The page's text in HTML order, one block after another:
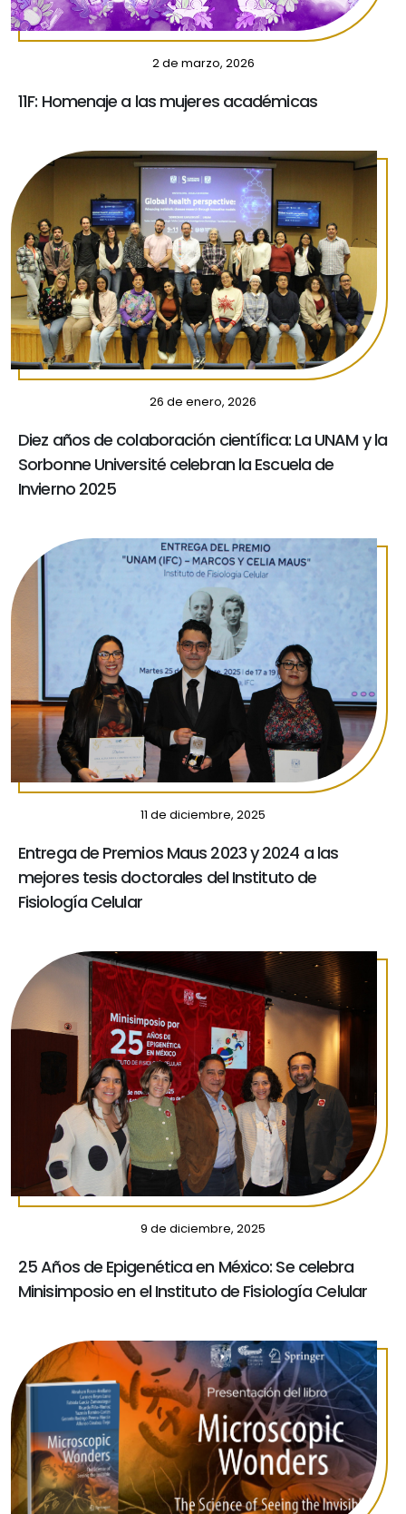
2 de marzo, 2026
11F: Homenaje a las mujeres académicas
26 de enero, 2026
Diez años de colaboración científica: La UNAM y la
Sorbonne Université celebran la Escuela de
Invierno 2025
11 de diciembre, 2025
Entrega de Premios Maus 2023 y 2024 a las
mejores tesis doctorales del Instituto de
Fisiología Celular
9 de diciembre, 2025
25 Años de Epigenética en México: Se celebra
Minisimposio en el Instituto de Fisiología Celular